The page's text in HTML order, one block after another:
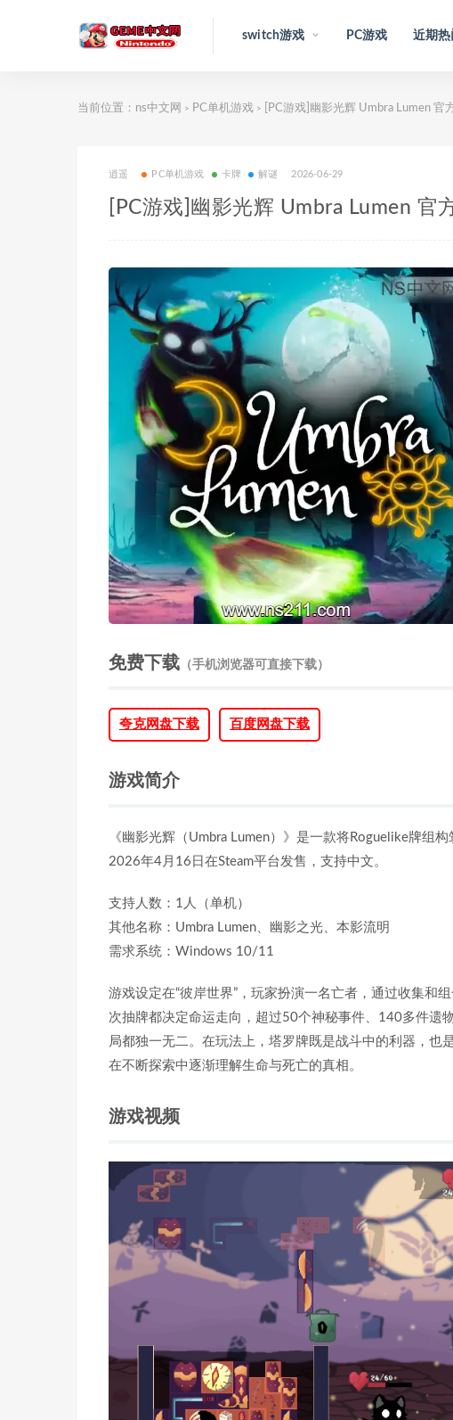
switch游戏 PC游戏 近期热
当前位置： ns中文网 > PC单机游戏 > [PC游戏]幽影光辉 Umbra Lumen
逍遥 PC单机游戏 卡牌 解谜 2026-06-29
[PC游戏]幽影光辉 Umbra Lumen
免费下载 （手机浏览器可直接下载）
夸克网盘下载 百度网盘下载
游戏简介
《幽影光辉（Umbra Lumen）》是一款将Roguelike牌组
2026年4月16日在Steam平台发售，支持中文。
支持人数：1人（单机）
其他名称：Umbra Lumen、幽影之光、本影流明
需求系统：Windows 10/11
游戏设定在“彼岸世界”，玩家扮演一名亡者，通过收集和
次抽牌都决定命运走向，超过50个神秘事件、140多件遗
局都独一无二。在玩法上，塔罗牌既是战斗中的利器，也
在不断探索中逐渐理解生命与死亡的真相。
游戏视频